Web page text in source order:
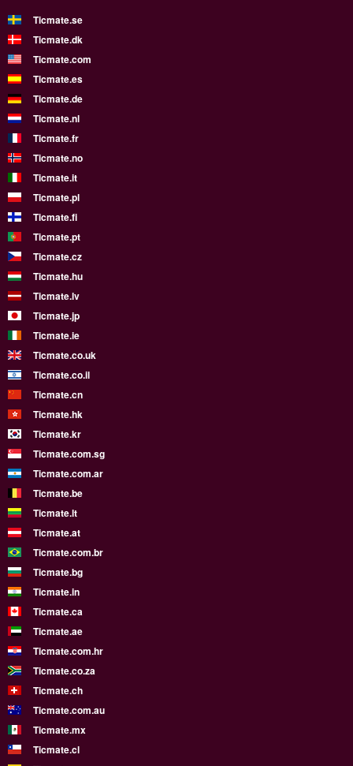
Ticmate.se
Ticmate.dk
Ticmate.com
Ticmate.es
Ticmate.de
Ticmate.nl
Ticmate.fr
Ticmate.no
Ticmate.it
Ticmate.pl
Ticmate.fi
Ticmate.pt
Ticmate.cz
Ticmate.hu
Ticmate.lv
Ticmate.jp
Ticmate.ie
Ticmate.co.uk
Ticmate.co.il
Ticmate.cn
Ticmate.hk
Ticmate.kr
Ticmate.com.sg
Ticmate.com.ar
Ticmate.be
Ticmate.lt
Ticmate.at
Ticmate.com.br
Ticmate.bg
Ticmate.in
Ticmate.ca
Ticmate.ae
Ticmate.com.hr
Ticmate.co.za
Ticmate.ch
Ticmate.com.au
Ticmate.mx
Ticmate.cl